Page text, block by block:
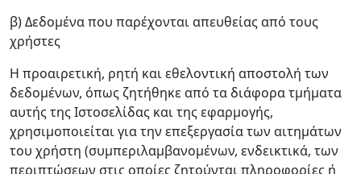
β) Δεδομένα που παρέχονται απευθείας από τους
χρήστες
Η προαιρετική, ρητή και εθελοντική αποστολή των
δεδομένων, όπως ζητήθηκε από τα διάφορα τμήματα
αυτής της Ιστοσελίδας και της εφαρμογής,
χρησιμοποιείται για την επεξεργασία των αιτημάτων
του χρήστη (συμπεριλαμβανομένων, ενδεικτικά, των
περιπτώσεων στις οποίες ζητούνται πληροφορίες ή